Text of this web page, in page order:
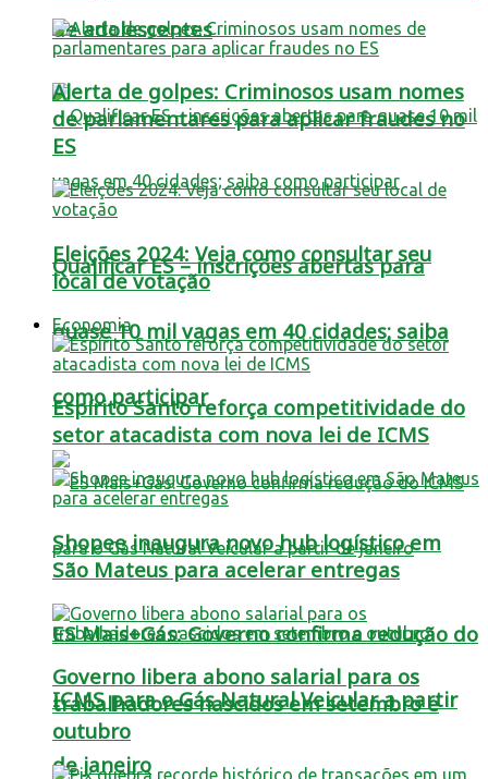
de adolescentes
Qualificar ES – inscrições abertas para
quase 10 mil vagas em 40 cidades; saiba
como participar
ES Mais+Gás: Governo confirma redução do
ICMS para o Gás Natural Veicular a partir
de janeiro
Alerta de golpes: Criminosos usam nomes
de parlamentares para aplicar fraudes no
ES
Eleições 2024: Veja como consultar seu
local de votação
Economia
Espírito Santo reforça competitividade do
setor atacadista com nova lei de ICMS
Shopee inaugura novo hub logístico em
São Mateus para acelerar entregas
Governo libera abono salarial para os
trabalhadores nascidos em setembro e
outubro